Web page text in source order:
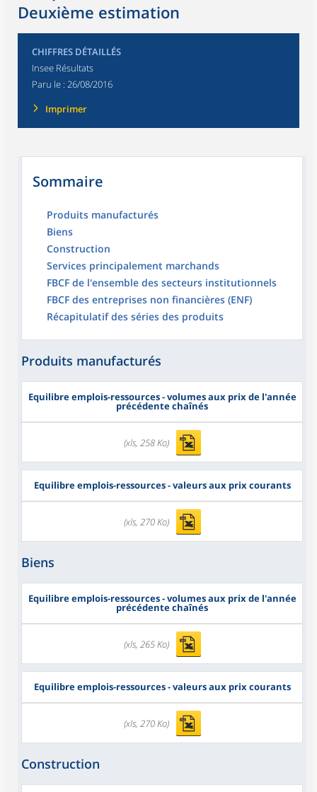
Deuxième estimation
CHIFFRES DÉTAILLÉS
Insee Résultats
Paru le : 26/08/2016
Imprimer
Sommaire
Produits manufacturés
Biens
Construction
Services principalement marchands
FBCF de l'ensemble des secteurs institutionnels
FBCF des entreprises non financières (ENF)
Récapitulatif des séries des produits
Produits manufacturés
Equilibre emplois-ressources - volumes aux prix de l'année
précédente chaînés
(xls, 258 Ko)
Equilibre emplois-ressources - valeurs aux prix courants
(xls, 270 Ko)
Biens
Equilibre emplois-ressources - volumes aux prix de l'année
précédente chaînés
(xls, 265 Ko)
Equilibre emplois-ressources - valeurs aux prix courants
(xls, 270 Ko)
Construction